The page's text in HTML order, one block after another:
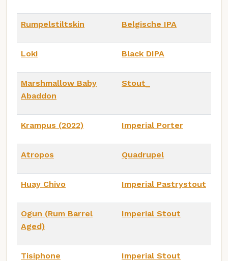
Rumpelstiltskin Belgische IPA
Loki Black DIPA
Marshmallow Baby
Abaddon
Stout_
Krampus (2022) Imperial Porter
Atropos Quadrupel
Huay Chivo Imperial Pastrystout
Ogun (Rum Barrel
Aged)
Imperial Stout
Tisiphone Imperial Stout